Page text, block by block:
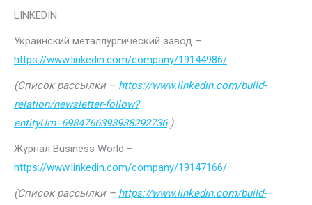
LINKEDIN
Украинский металлургический завод –
https://www.linkedin.com/company/19144986/
(Список рассылки – https://www.linkedin.com/build-
relation/newsletter-follow?
entityUrn=6984766393938292736)
Журнал Business World –
https://www.linkedin.com/company/19147166/
(Список рассылки – https://www.linkedin.com/build-